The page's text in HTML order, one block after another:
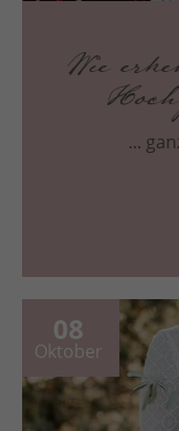
Wie
...
08
Oktober